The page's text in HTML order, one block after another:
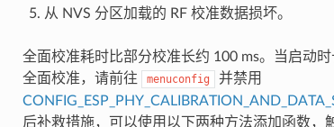
从 NVS 分区加载的 RF 校准数据损坏。
全面校准耗时比部分校准长约 100 ms。当启动
全面校准，请前往
menuconfig
并禁用
后补救措施，可以使用以下两种方法添加函数，